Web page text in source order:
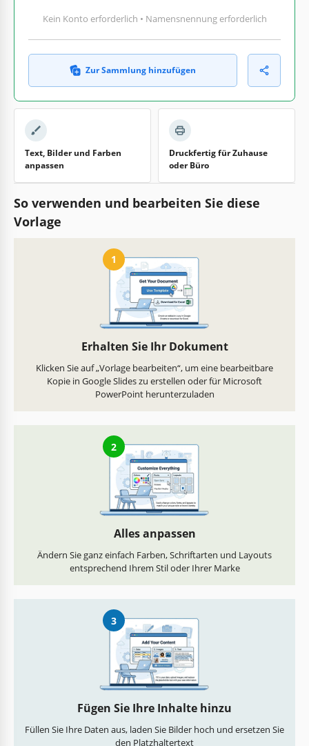
Kein Konto erforderlich • Namensnennung erforderlich
Zur Sammlung hinzufügen
Text, Bilder und Farben
anpassen
Druckfertig für Zuhause
oder Büro
So verwenden und bearbeiten Sie diese
Vorlage
1
Erhalten Sie Ihr Dokument
Klicken Sie auf „Vorlage bearbeiten“, um eine bearbeitbare
Kopie in Google Slides zu erstellen oder für Microsoft
PowerPoint herunterzuladen
2
Alles anpassen
Ändern Sie ganz einfach Farben, Schriftarten und Layouts
entsprechend Ihrem Stil oder Ihrer Marke
3
Fügen Sie Ihre Inhalte hinzu
Füllen Sie Ihre Daten aus, laden Sie Bilder hoch und ersetzen Sie
den Platzhaltertext